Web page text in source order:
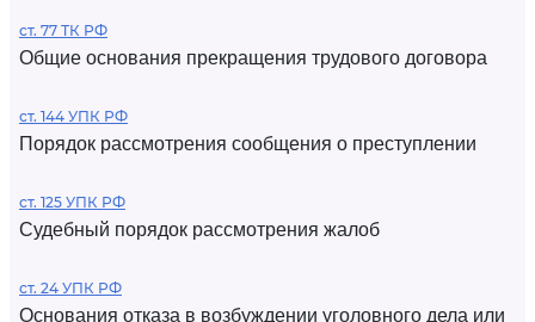
ст. 77 ТК РФ
Общие основания прекращения трудового договора
ст. 144 УПК РФ
Порядок рассмотрения сообщения о преступлении
ст. 125 УПК РФ
Судебный порядок рассмотрения жалоб
ст. 24 УПК РФ
Основания отказа в возбуждении уголовного дела или